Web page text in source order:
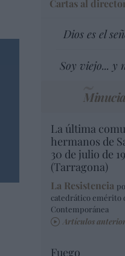
Cartas al
Dios es el
Soy viejo... y
La última
hermanos de
30 de julio de
(Tarragona)
La Resistencia
catedrático emérito
Contemporánea
Artículos
Fuego